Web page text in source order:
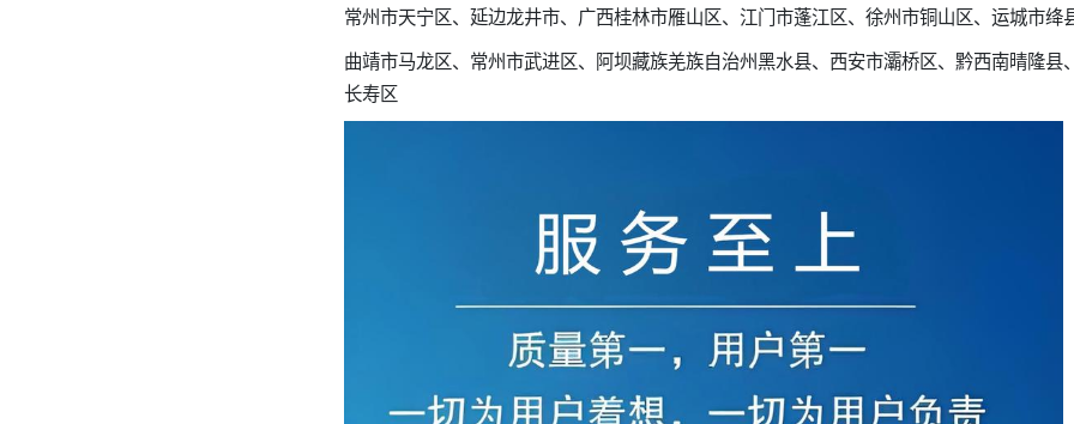
常州市天宁区、延边龙井市、广西桂林市雁山区、江门市蓬江区、徐州市铜山区、运城市绛
曲靖市马龙区、常州市武进区、阿坝藏族羌族自治州黑水县、西安市灞桥区、黔西南晴隆县
长寿区